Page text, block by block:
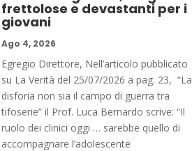
frettolose e devastanti per i
giovani
Ago 4, 2026
Egregio Direttore, Nell’articolo pubblicato
su La Verità del 25/07/2026 a pag. 23, “La
disforia non sia il campo di guerra tra
tifoserie” il Prof. Luca Bernardo scrive: “Il
ruolo dei clinici oggi … sarebbe quello di
accompagnare l’adolescente